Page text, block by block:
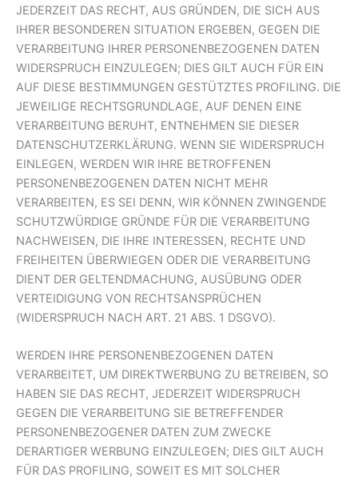
JEDERZEIT DAS RECHT, AUS GRÜNDEN, DIE SICH AUS
IHRER BESONDEREN SITUATION ERGEBEN, GEGEN DIE
VERARBEITUNG IHRER PERSONENBEZOGENEN DATEN
WIDERSPRUCH EINZULEGEN; DIES GILT AUCH FÜR EIN
AUF DIESE BESTIMMUNGEN GESTÜTZTES PROFILING. DIE
JEWEILIGE RECHTSGRUNDLAGE, AUF DENEN EINE
VERARBEITUNG BERUHT, ENTNEHMEN SIE DIESER
DATENSCHUTZERKLÄRUNG. WENN SIE WIDERSPRUCH
EINLEGEN, WERDEN WIR IHRE BETROFFENEN
PERSONENBEZOGENEN DATEN NICHT MEHR
VERARBEITEN, ES SEI DENN, WIR KÖNNEN ZWINGENDE
SCHUTZWÜRDIGE GRÜNDE FÜR DIE VERARBEITUNG
NACHWEISEN, DIE IHRE INTERESSEN, RECHTE UND
FREIHEITEN ÜBERWIEGEN ODER DIE VERARBEITUNG
DIENT DER GELTENDMACHUNG, AUSÜBUNG ODER
VERTEIDIGUNG VON RECHTSANSPRÜCHEN
(WIDERSPRUCH NACH ART. 21 ABS. 1 DSGVO).
WERDEN IHRE PERSONENBEZOGENEN DATEN
VERARBEITET, UM DIREKTWERBUNG ZU BETREIBEN, SO
HABEN SIE DAS RECHT, JEDERZEIT WIDERSPRUCH
GEGEN DIE VERARBEITUNG SIE BETREFFENDER
PERSONENBEZOGENER DATEN ZUM ZWECKE
DERARTIGER WERBUNG EINZULEGEN; DIES GILT AUCH
FÜR DAS PROFILING, SOWEIT ES MIT SOLCHER